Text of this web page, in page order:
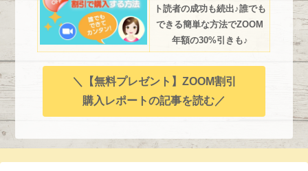
ト読者の成功も続出♪誰でも
できる簡単な方法でZOOM
年額の30%引きも♪
＼【無料プレゼント】ZOOM割引
購入レポートの記事を読む／